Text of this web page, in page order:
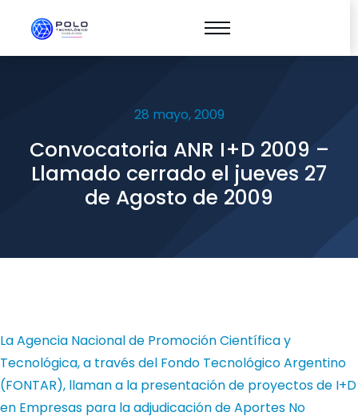
28 mayo, 2009
Convocatoria ANR I+D 2009 –
Llamado cerrado el jueves 27
de Agosto de 2009
La Agencia Nacional de Promoción Científica y
Tecnológica, a través del Fondo Tecnológico Argentino
(FONTAR), llaman a la presentación de proyectos de I+D
en Empresas para la adjudicación de Aportes No